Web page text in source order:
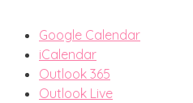
Google Calendar
iCalendar
Outlook 365
Outlook Live